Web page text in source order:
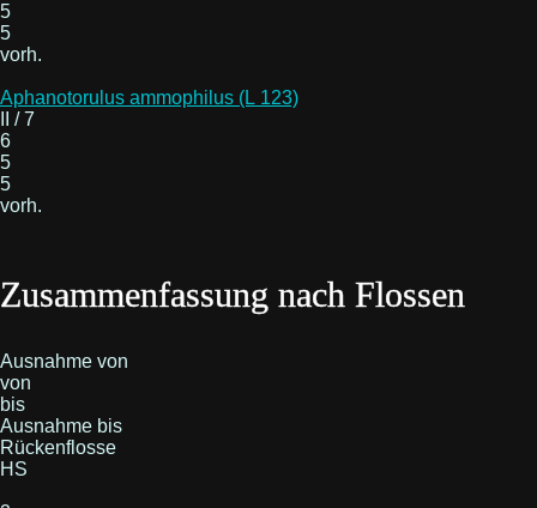
5
5
vorh.
Aphanotorulus ammophilus (L 123)
II / 7
6
5
5
vorh.
Zusammenfassung nach Flossen
Ausnahme von
von
bis
Ausnahme bis
Rückenflosse
HS